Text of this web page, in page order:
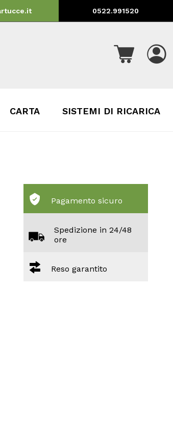
0522.991520
CARTA SISTEMI DI RICARICA
Pagamento sicuro
Spedizione in 24/48
ore
Reso garantito